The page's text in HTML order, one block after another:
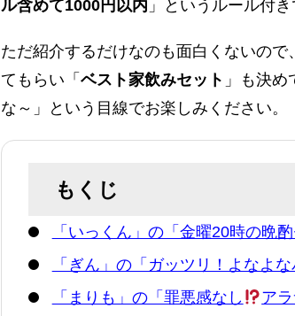
ル含めて1000円以内 」というルール付き
ただ紹介するだけなのも面白くないので
てもらい「 ベスト家飲みセット 」も決
な～」という目線でお楽しみください。
もくじ
「いっくん」の「金曜20時の晩酌
「ぎん」の「ガッツリ！よなよな
「まりも」の「罪悪感なし
ア